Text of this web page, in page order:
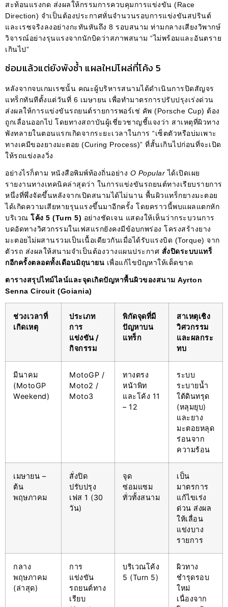
สะท้อนแรงกด ส่งผลให้กรรมการควบคุมการแข่งขัน (Race
Direction) จำเป็นต้องประกาศหั่นจำนวนรอบการแข่งขันสปรินต์
และเรซจริงลงอย่างกะทันหันถึง 8 รอบสนาม ท่ามกลางเสียงวิพากษ์
วิจารณ์อย่างรุนแรงจากนักบิดว่าสภาพสนาม “ไม่พร้อมและอันตราย
เกินไป”
ซ่อมแล้วแต่ยังพังซ้ำ แผลใหม่โผล่ที่โค้ง 5
หลังจากจบเกมเรซนั้น คณะผู้บริหารสนามได้ดำเนินการปิดสัญจร
แทร็กทันทีตั้งแต่วันที่ 6 เมษายน เพื่อทำมาตรการปรับปรุงเร่งด่วน
ส่งผลให้การแข่งขันรถยนต์รายการพอร์เช่ คัพ (Porsche Cup) ต้อง
ถูกเลื่อนออกไป โดยทางสถาบันผู้เชี่ยวชาญชี้แจงว่า สาเหตุที่ผิวทาง
พังทลายในตอนแรกเกิดจากระยะเวลาในการ “เซ็ตตัวหรือบ่มเพาะ
ทางเคมีของยางมะตอย (Curing Process)” ที่สั้นเกินไปก่อนที่จะเปิด
ให้รถแข่งลงวิ่ง
อย่างไรก็ตาม หนังสือพิมพ์ท้องถิ่นอย่าง O Popular ได้เปิดเผย
รายงานทางเทคนิคล่าสุดว่า ในการแข่งขันรถยนต์ทางเรียบรายการ
หนึ่งที่พึ่งจัดขึ้นหลังจากเปิดสนามได้ไม่นาน พื้นผิวแทร็กยางมะตอย
ได้เกิดความเสียหายรุนแรงขึ้นมาอีกครั้ง โดยคราวนี้พบแผลแตกหัก
บริเวณ โค้ง 5 (Turn 5) อย่างชัดเจน แสดงให้เห็นว่ากระบวนการ
บดอัดทางวิศวกรรมในเฟสแรกยังคงมีข้อบกพร่อง โครงสร้างยาง
มะตอยไม่ผสานรวมเป็นเนื้อเดียวกันเมื่อได้รับแรงบิด (Torque) จาก
ตัวรถ ส่งผลให้สนามจำเป็นต้องวางแผนประกาศ สั่งปิดระบบแทร็
กอีกครั้งตลอดทั้งเดือนมิถุนายน เพื่อแก้ไขปัญหาให้เด็ดขาด
ตารางสรุปไทม์ไลน์และจุดเกิดปัญหาพื้นผิวของสนาม Ayrton
Senna Circuit (Goiania)
ช่วงเวลาที่
เกิดเหตุ
ประเภท
การ
แข่งขัน /
กิจกรรม
พิกัดจุดที่มี
ปัญหาบน
แทร็ก
สาเหตุเชิง
วิศวกรรม
และผลกระ
ทบ
มีนาคม
(MotoGP
Weekend)
MotoGP /
Moto2 /
Moto3
ทางตรง
หน้าพิท
และโค้ง 11
– 12
ระบบ
ระบายน้ำ
ใต้ดินทรุด
(หลุมยุบ)
และยาง
มะตอยหลุด
ร่อนจาก
ความร้อน
เมษายน –
ต้น
พฤษภาคม
สั่งปิด
ปรับปรุง
เฟส 1 (30
วัน)
จุด
ซ่อมแซม
ทั่วทั้งสนาม
เป็น
มาตรการ
แก้ไขเร่ง
ด่วน ส่งผล
ให้เลื่อน
แข่งบาง
รายการ
กลาง
พฤษภาคม
(ล่าสุด)
การ
แข่งขัน
รถยนต์ทาง
เรียบ
บริเวณโค้ง
5 (Turn 5)
ผิวทาง
ชำรุดรอบ
ใหม่
เนื่องจาก